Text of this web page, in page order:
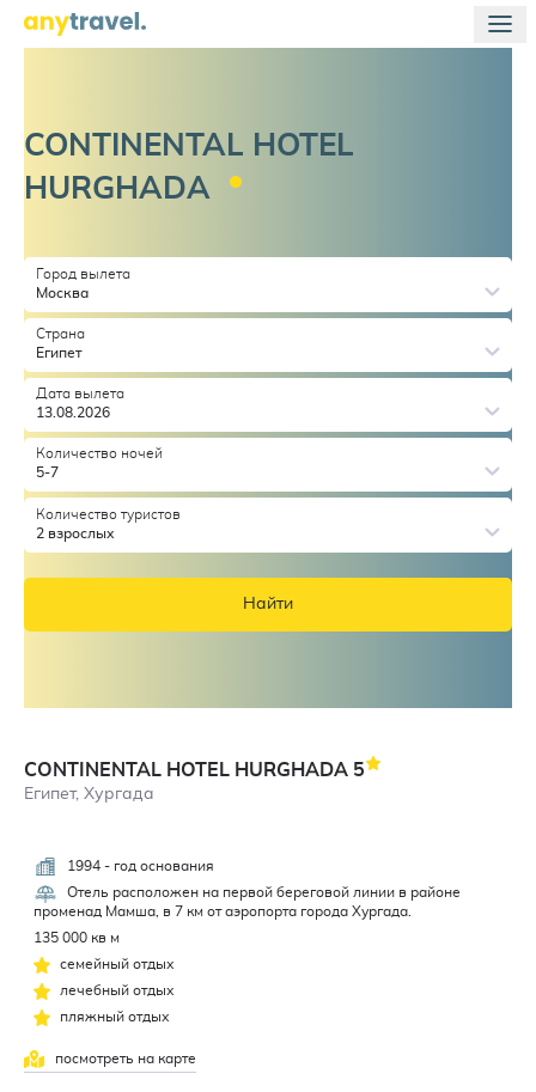
CONTINENTAL HOTEL
HURGHADA
Город вылета
Москва
Страна
Египет
Дата вылета
13.08.2026
Количество ночей
5-7
Количество туристов
2 взрослых
Найти
CONTINENTAL HOTEL HURGHADA 5
Египет, Хургада
1994 - год основания
Отель расположен на первой береговой линии в районе
променад Мамша, в 7 км от аэропорта города Хургада.
135 000 кв м
семейный отдых
лечебный отдых
пляжный отдых
посмотреть на карте